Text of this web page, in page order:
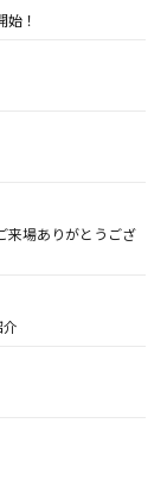
！
来場ありがとうござ